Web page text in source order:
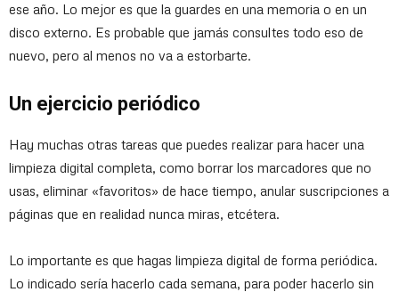
ese año. Lo mejor es que la guardes en una memoria o en un
disco externo. Es probable que jamás consultes todo eso de
nuevo, pero al menos no va a estorbarte.
Un ejercicio periódico
Hay muchas otras tareas que puedes realizar para hacer una
limpieza digital completa, como borrar los marcadores que no
usas, eliminar «favoritos» de hace tiempo, anular suscripciones a
páginas que en realidad nunca miras, etcétera.
Lo importante es que hagas limpieza digital de forma periódica.
Lo indicado sería hacerlo cada semana, para poder hacerlo sin